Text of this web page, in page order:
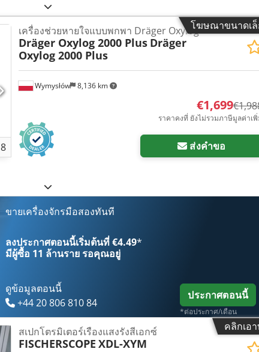
โฆษณาขนาดเ
8
Wymysłów 8,136 km
เครื่องช่วยหายใจแบบพกพา Dräger Oxylog
Dräger Oxylog 2000 Plus Dräger
Oxylog 2000 Plus
€1,699
ราคาคงที่ ยังไม่รวมภาษีมูลค่าเ
ส่งคำขอ
ขายเครื่องจักรมือสองทันที
ลงประกาศตอนนี้เริ่มต้นที่ €4.49*
มีผู้ซื้อ 11 ล้านราย รอคุณอยู่
ดูข้อมูลตอนนี้
+44 20 806 810 84
ประกาศตอนนี้
*ต่อประกาศ/เดือน
คลิกเอ
สเปกโตรมิเตอร์เรืองแสงรังสีเอกซ์
FISCHERSCOPE XDL-XYM